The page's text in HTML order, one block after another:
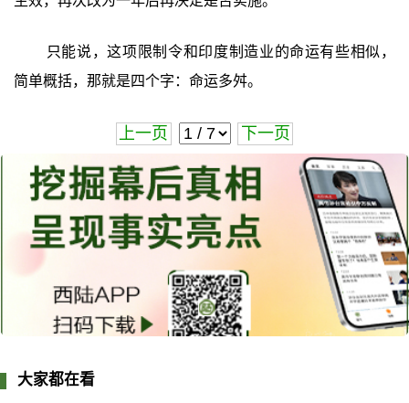
只能说，这项限制令和印度制造业的命运有些相似，
简单概括，那就是四个字：命运多舛。
上一页 下一页
大家都在看